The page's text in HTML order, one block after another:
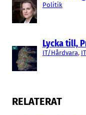
Politik
Lycka till,
IT/Hårdvara,
RELATERAT